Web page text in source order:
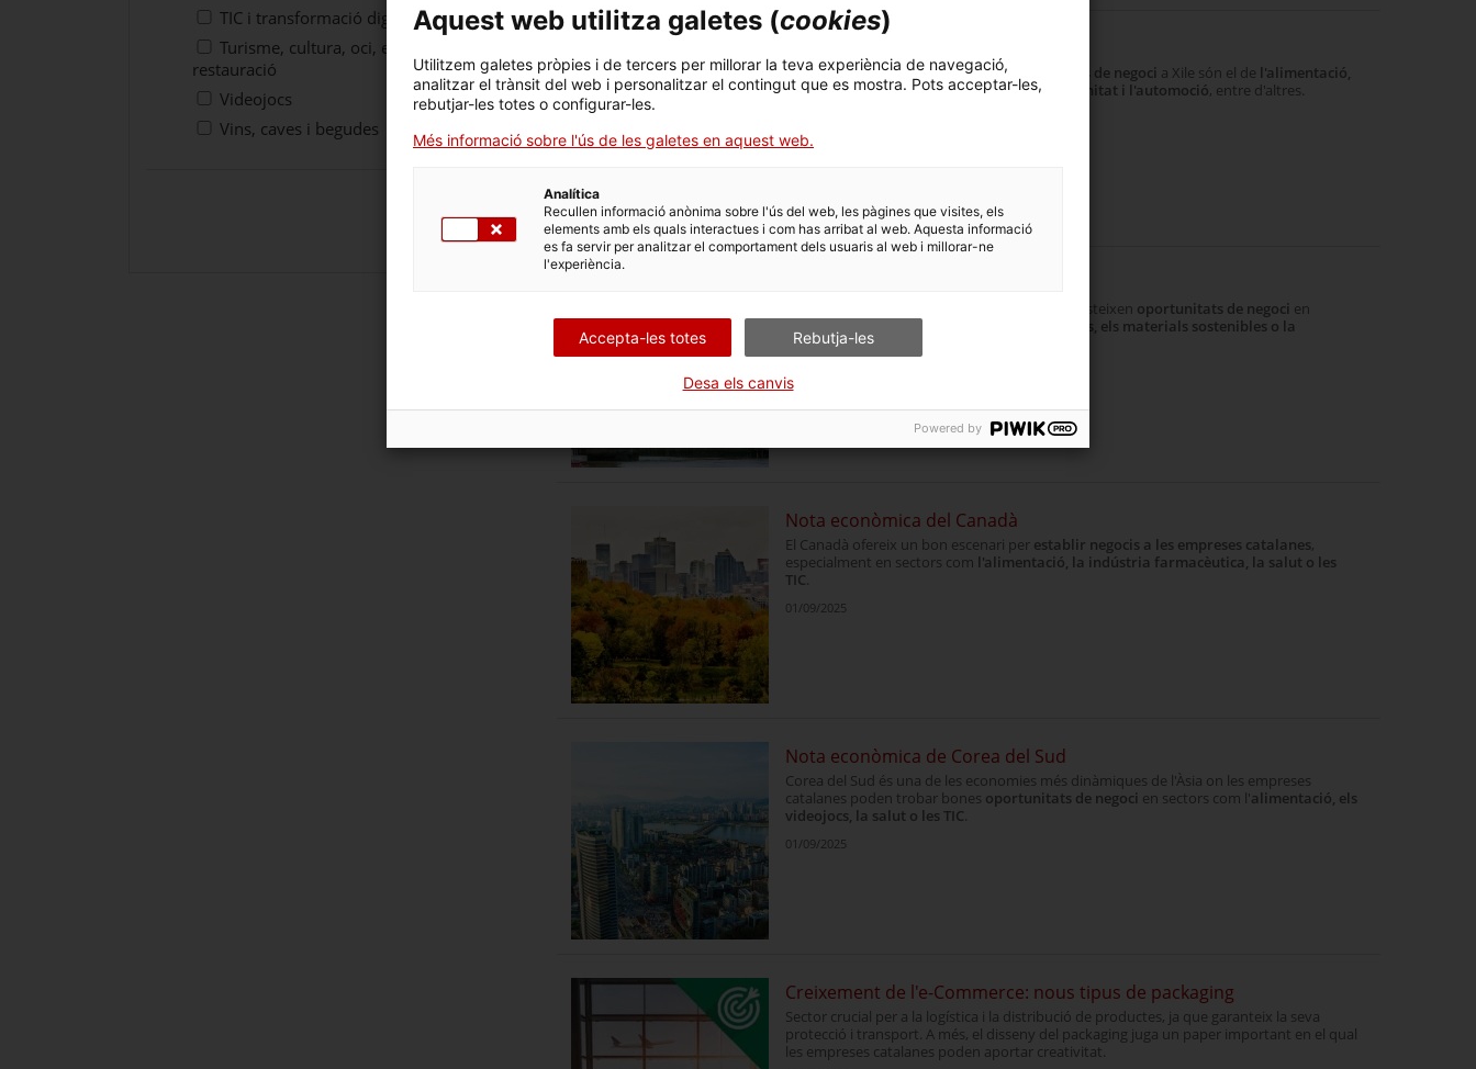
TIC i transformació digital
Turisme, cultura, oci, esports i
restauració
Videojocs
Vins, caves i begudes
Els principals sectors amb majorsoportunitats de negoci a Xile són el de l'alimentació,
les TIC i la digitalització de la indústria, la sanitat i l'automoció, entre d'altres.
El Regne Unit és un mercat ampli en el qual existeixen oportunitats de negoci en
l'automoció, les solucions digitals, els materials sostenibles o la
cosmètica, entre d’altres.
Nota econòmica del Canadà
El Canadà ofereix un bon escenari per establir negocis a les empreses catalanes,
especialment en sectors com l'alimentació, la indústria farmacèutica, la salut o les
TIC.
01/09/2025
Nota econòmica de Corea del Sud
Corea del Sud és una de les economies més dinàmiques de l'Àsia on les empreses
catalanes poden trobar bones oportunitats de negoci en sectors com l'alimentació, els
videojocs, la salut o les TIC.
01/09/2025
Creixement de l'e-Commerce: nous tipus de packaging
Sector crucial per a la logística i la distribució de productes, ja que garanteix la seva
protecció i transport. A més, el disseny del packaging juga un paper important en el qual
les empreses catalanes poden aportar creativitat.
Aquest web utilitza galetes (cookies)
Utilitzem galetes pròpies i de tercers per millorar la teva experiència de navegació,
analitzar el trànsit del web i personalitzar el contingut que es mostra. Pots acceptar-les,
rebutjar-les totes o configurar-les.
Més informació sobre l'ús de les galetes en aquest web.
Analítica
Recullen informació anònima sobre l'ús del web, les pàgines que visites, els
elements amb els quals interactues i com has arribat al web. Aquesta informació
es fa servir per analitzar el comportament dels usuaris al web i millorar-ne
l'experiència.
Accepta-les totes Rebutja-les
Desa els canvis
Powered by